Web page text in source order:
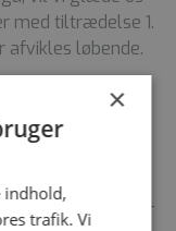
med tiltrædelse 1.
afvikles løbende.
68 11 51
×
indhold,
trafik. Vi